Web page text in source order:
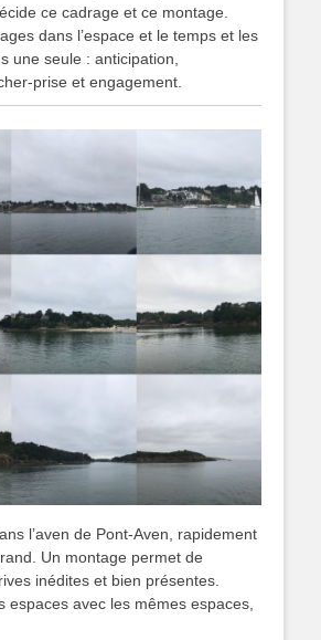
ce cadrage et ce montage.
dans l’espace et le temps et les
une seule : anticipation,
prise et engagement.
l’aven de Pont-Aven, rapidement
Un montage permet de
inédites et bien présentes.
espaces avec les mêmes espaces,